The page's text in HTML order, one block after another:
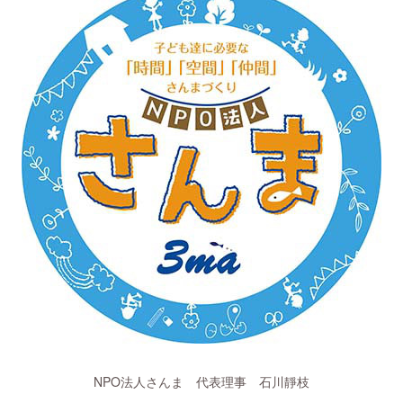
NPO法人さんま 代表理事 石川靜枝